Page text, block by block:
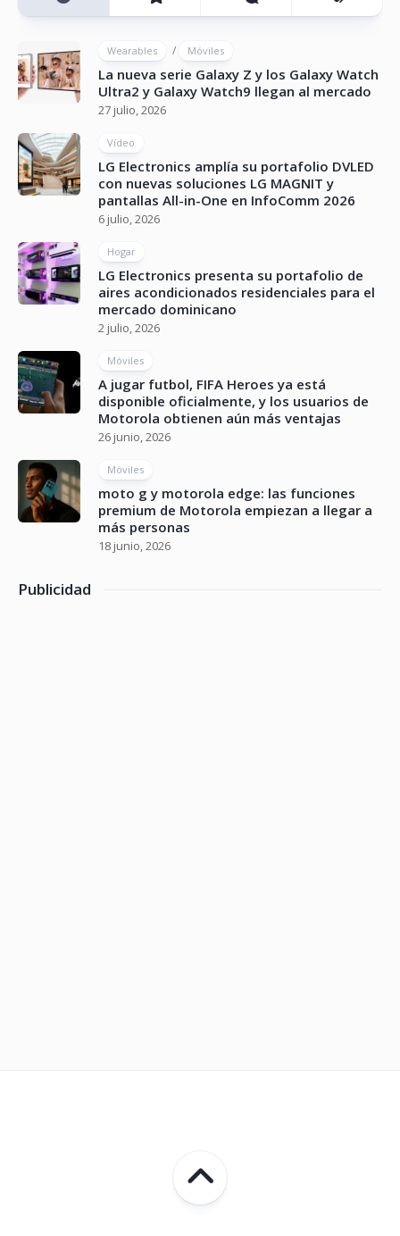
Wearables / Móviles
La nueva serie Galaxy Z y los Galaxy Watch
Ultra2 y Galaxy Watch9 llegan al mercado
27 julio, 2026
Vídeo
LG Electronics amplía su portafolio DVLED
con nuevas soluciones LG MAGNIT y
pantallas All-in-One en InfoComm 2026
6 julio, 2026
Hogar
LG Electronics presenta su portafolio de
aires acondicionados residenciales para el
mercado dominicano
2 julio, 2026
Móviles
A jugar futbol, FIFA Heroes ya está
disponible oficialmente, y los usuarios de
Motorola obtienen aún más ventajas
26 junio, 2026
Móviles
moto g y motorola edge: las funciones
premium de Motorola empiezan a llegar a
más personas
18 junio, 2026
Publicidad